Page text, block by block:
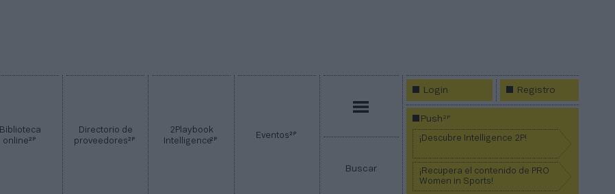
Biblioteca
online2P
Directorio de
proveedores2P
2Playbook
Intelligence2P Eventos2P
Buscar
Login Registro
Push2P
¡Descubre Intelligence 2P!
¡Recupera el contenido de PRO
Women in Sports!